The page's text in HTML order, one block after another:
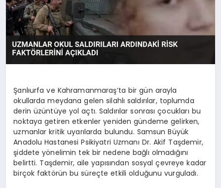
YAŞAM
Şanlıurfa ve Kahramanmaraş’ta bir gün arayla
okullarda meydana gelen silahlı saldırılar, toplumda
derin üzüntüye yol açtı. Saldırılar sonrası çocukları bu
noktaya getiren etkenler yeniden gündeme gelirken,
uzmanlar kritik uyarılarda bulundu. Samsun Büyük
Anadolu Hastanesi Psikiyatri Uzmanı Dr. Akif Taşdemir,
şiddete yönelimin tek bir nedene bağlı olmadığını
belirtti. Taşdemir, aile yapısından sosyal çevreye kadar
birçok faktörün bu süreçte etkili olduğunu vurguladı.